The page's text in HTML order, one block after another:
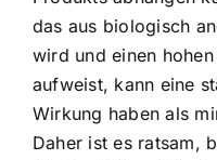
das aus biologisch
wird und einen
aufweist, kann eine
Wirkung haben als
Daher ist es ratsam,